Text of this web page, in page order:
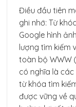
Điều đầu tiên
ghi nhớ: Từ
Google hình
lượng tìm kiếm
toàn bộ WWW
có nghĩa là
từ khóa tìm
được vững về